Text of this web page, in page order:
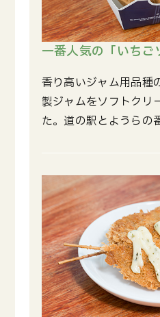
一番人気の「いちご
香り高いジャム用品種
製ジャムをソフトクリ
た。道の駅とようらの